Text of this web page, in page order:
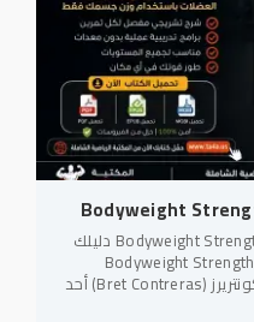
تحميل كتاب Bodyweight Strength Training Anatomy دليلك
بوزن الجسم يُعد كتاب Bodyweight Strength
Training Anatomy لمؤلفه بريت كونتريرز (Bret Contreras) أحد